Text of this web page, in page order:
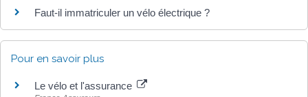
Faut-il immatriculer un vélo électrique ?
Pour en savoir plus
Le vélo et l'assurance